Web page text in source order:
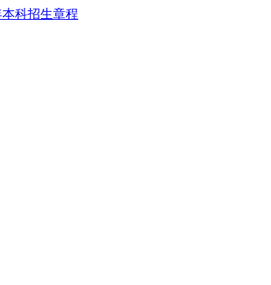
科招生章程